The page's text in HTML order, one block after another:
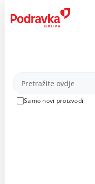
content
Samo novi proizvodi